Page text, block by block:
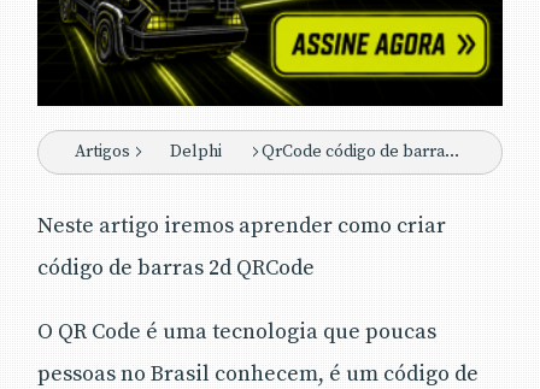
Artigos Delphi QrCode código de barras bidimensional: Delphi
Neste artigo iremos aprender como criar
código de barras 2d QRCode
O QR Code é uma tecnologia que poucas
pessoas no Brasil conhecem, é um código de